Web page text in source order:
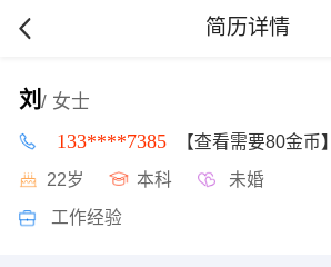
简历详情
刘 / 女士
133****7385 【查看需要80金币】
22岁 本科 未婚
工作经验